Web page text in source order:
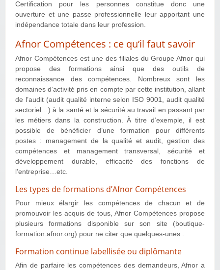
Certification pour les personnes constitue donc une
ouverture et une passe professionnelle leur apportant une
indépendance totale dans leur profession.
Afnor Compétences : ce qu’il faut savoir
Afnor Compétences est une des filiales du Groupe Afnor qui
propose des formations ainsi que des outils de
reconnaissance des compétences. Nombreux sont les
domaines d’activité pris en compte par cette institution, allant
de l’audit (audit qualité interne selon ISO 9001, audit qualité
sectoriel…) à la santé et la sécurité au travail en passant par
les métiers dans la construction. À titre d’exemple, il est
possible de bénéficier d’une formation pour différents
postes : management de la qualité et audit, gestion des
compétences et management transversal, sécurité et
développement durable, efficacité des fonctions de
l’entreprise…etc.
Les types de formations d’Afnor Compétences
Pour mieux élargir les compétences de chacun et de
promouvoir les acquis de tous, Afnor Compétences propose
plusieurs formations disponible sur son site (boutique-
formation.afnor.org) pour ne citer que quelques-unes :
Formation continue labellisée ou diplômante
Afin de parfaire les compétences des demandeurs, Afnor a